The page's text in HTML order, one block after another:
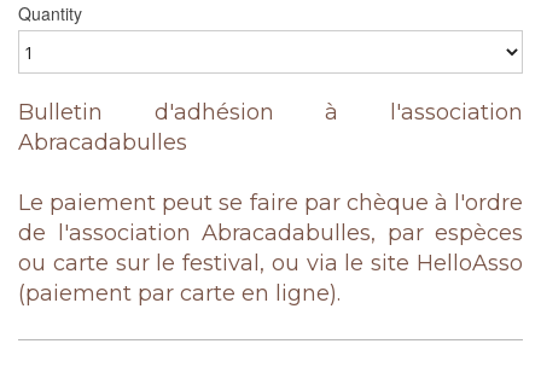
Quantity
Bulletin d'adhésion à l'association
Abracadabulles
Le paiement peut se faire par chèque à l'ordre
de l'association Abracadabulles, par espèces
ou carte sur le festival, ou via le site HelloAsso
(paiement par carte en ligne).